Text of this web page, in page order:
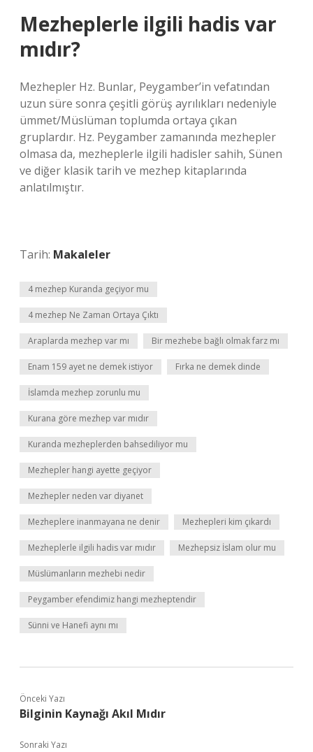
Mezheplerle ilgili hadis var
mıdır?
Mezhepler Hz. Bunlar, Peygamber’in vefatından
uzun süre sonra çeşitli görüş ayrılıkları nedeniyle
ümmet/Müslüman toplumda ortaya çıkan
gruplardır. Hz. Peygamber zamanında mezhepler
olmasa da, mezheplerle ilgili hadisler sahih, Sünen
ve diğer klasik tarih ve mezhep kitaplarında
anlatılmıştır.
Tarih: Makaleler
4 mezhep Kuranda geçiyor mu
4 mezhep Ne Zaman Ortaya Çıktı
Araplarda mezhep var mı Bir mezhebe bağlı olmak farz mı
Enam 159 ayet ne demek istiyor Fırka ne demek dinde
İslamda mezhep zorunlu mu
Kurana göre mezhep var mıdır
Kuranda mezheplerden bahsediliyor mu
Mezhepler hangi ayette geçiyor
Mezhepler neden var diyanet
Mezheplere inanmayana ne denir Mezhepleri kim çıkardı
Mezheplerle ilgili hadis var mıdır Mezhepsiz İslam olur mu
Müslümanların mezhebi nedir
Peygamber efendimiz hangi mezheptendir
Sünni ve Hanefi aynı mı
Önceki Yazı
Bilginin Kaynağı Akıl Mıdır
Sonraki Yazı